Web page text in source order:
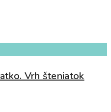
Vrh šteniatok